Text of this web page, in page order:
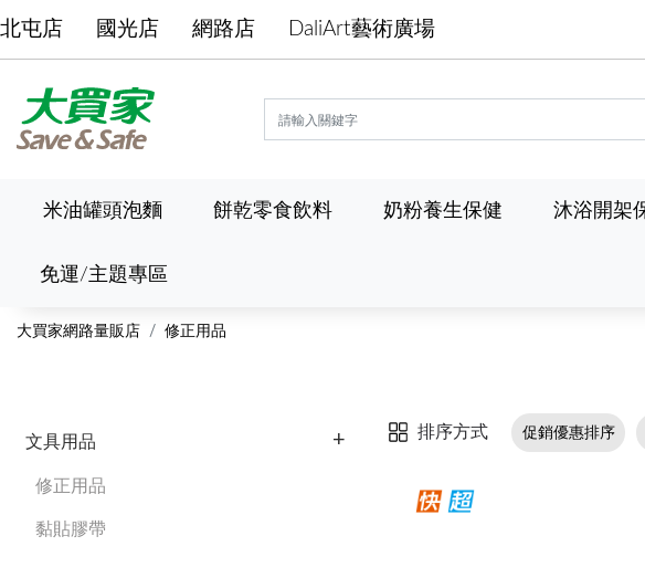
北屯店 國光店 網路店 DaliArt藝術廣場
米油罐頭泡麵 餅乾零食飲料 奶粉養生保健 沐浴開架
免運/主題專區
大買家網路量販店 修正用品
文具用品
修正用品
黏貼膠帶
排序方式 促銷優惠排序